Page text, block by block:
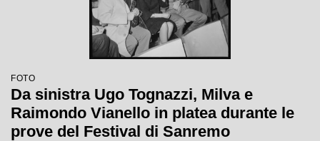
FOTO
Da sinistra Ugo Tognazzi, Milva e
Raimondo Vianello in platea durante le
prove del Festival di Sanremo